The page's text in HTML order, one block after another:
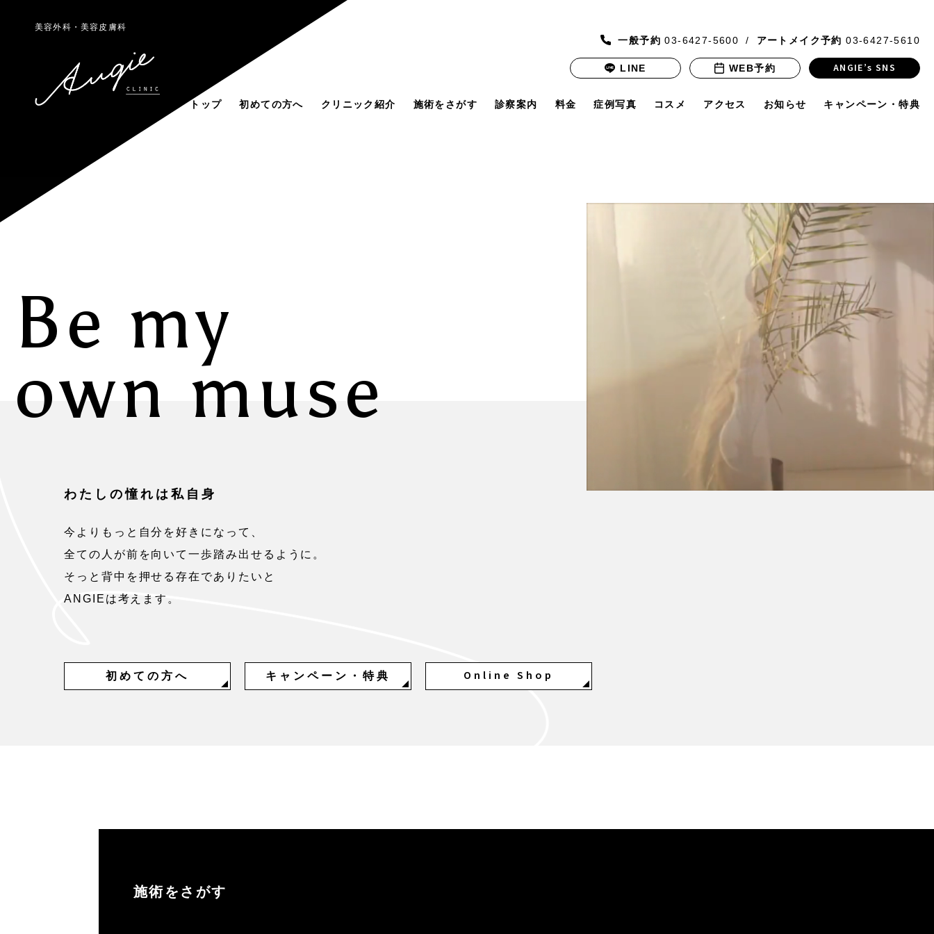
美容外科・美容皮膚科
一般予約 03-6427-5600 アートメイク予約 03-6427-5610
LINE WEB予約 ANGIE’s SNS
トップ 初めての方へ クリニック紹介 施術をさがす 診察案内 料金 症例写真 コスメ アクセス お知らせ キャンペーン・特典
Be my
own muse
わたしの憧れは私自身
今よりもっと自分を好きになって、
全ての人が前を向いて一歩踏み出せるように。
そっと背中を押せる存在でありたいと
ANGIEは考えます。
初めての方へ キャンペーン・特典 Online Shop
施術をさがす